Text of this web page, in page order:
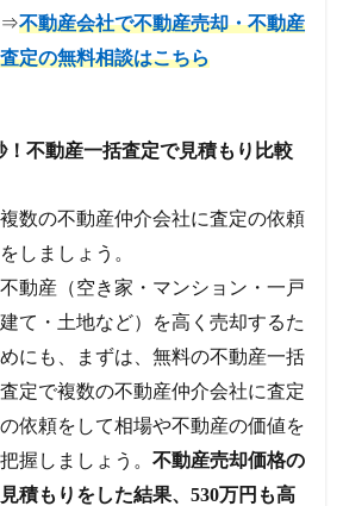
⇒不動産会社で不動産売却・不動産
査定の無料相談はこちら
！不動産一括査定で見積もり比較
複数の不動産仲介会社に査定の依頼
をしましょう。
不動産（空き家・マンション・一戸
建て・土地など）を高く売却するた
めにも、まずは、無料の不動産一括
査定で複数の不動産仲介会社に査定
の依頼をして相場や不動産の価値を
把握しましょう。不動産売却価格の
見積もりをした結果、530万円も高